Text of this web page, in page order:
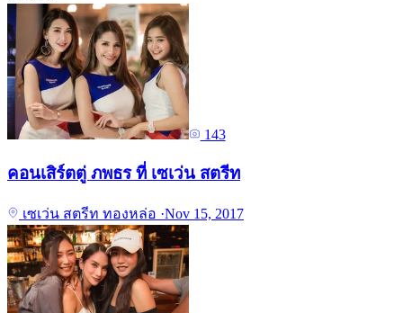
143
คอนเสิร์ตตู่ ภพธร ที่ เซเว่น สตรีท
เซเว่น สตรีท ทองหล่อ ·Nov 15, 2017